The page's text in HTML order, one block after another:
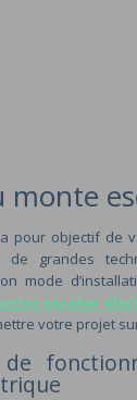
monte
a pour objectif de
de grandes
mode
escalier
votre projet